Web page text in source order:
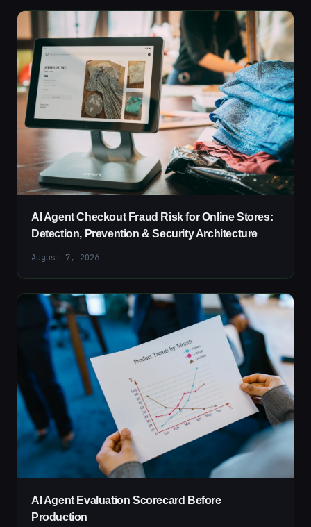
AI Agent Checkout Fraud Risk for Online Stores:
Detection, Prevention & Security Architecture
August 7, 2026
AI Agent Evaluation Scorecard Before
Production